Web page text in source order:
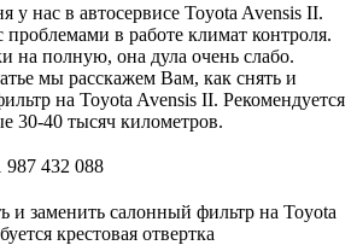
у нас в автосервисе Toyota Avensis II.
в работе климат контроля.
на полную, она дула очень слабо.
мы расскажем Вам, как снять и
на Toyota Avensis II. Рекомендуется
30-40 тысяч километров.
432 088
и заменить салонный фильтр на Toyota
крестовая отвертка